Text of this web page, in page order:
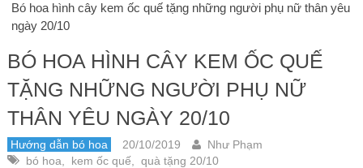
Bó hoa hình cây kem ốc quế tặng những người phụ nữ thân yêu
ngày 20/10
BÓ HOA HÌNH CÂY KEM ỐC QUẾ
TẶNG NHỮNG NGƯỜI PHỤ NỮ
THÂN YÊU NGÀY 20/10
Hướng dẫn bó hoa 20/10/2019
Như Phạm
bó hoa
kem ốc quế, quà tặng 20/10